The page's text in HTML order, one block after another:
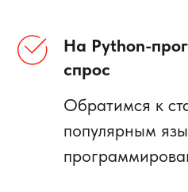
На Python-
спрос
Обратимся к
популярным